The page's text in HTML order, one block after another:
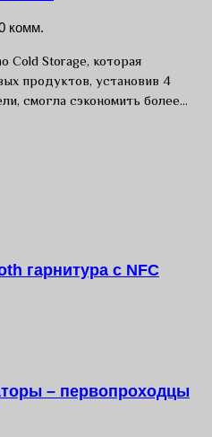
комм.
Cold Storage, которая
продуктов, установив 4
смогла сэкономить более…
гарнитура с NFC
– первопроходцы